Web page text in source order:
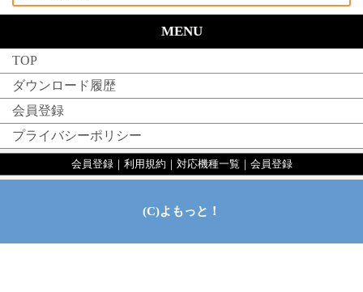
MENU
TOP
ダウンロード履歴
会員登録
プライバシーポリシー
会員登録｜ 利用規約 ｜ 対応機種一覧 ｜ 会員登録
(C)よもっと！